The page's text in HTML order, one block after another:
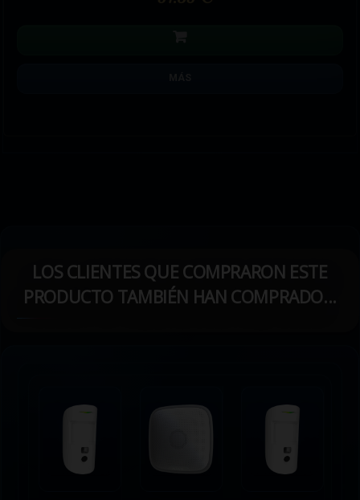
LOS CLIENTES QUE COMPRARON ESTE
PRODUCTO TAMBIÉN HAN COMPRADO...